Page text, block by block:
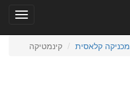
מכניקה קלאסית קינמטיקה